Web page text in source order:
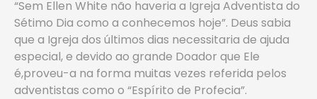
“Sem Ellen White não haveria a Igreja Adventista do
Sétimo Dia como a conhecemos hoje”. Deus sabia
que a Igreja dos últimos dias necessitaria de ajuda
especial, e devido ao grande Doador que Ele
é,proveu-a na forma muitas vezes referida pelos
adventistas como o “Espírito de Profecia”.